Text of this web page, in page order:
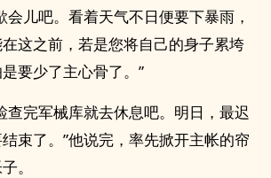
会儿吧。看着天气不日便要下暴雨，
这之前，若是您将自己的身子累垮
要少了主心骨了。”
查完军械库就去休息吧。明日，最迟
束了。”他说完，率先掀开主帐的帘
。